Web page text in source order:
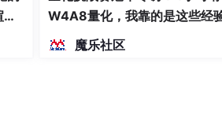
款软件[15]。首先它是开源且免费的，
和Linux上都可以使用。其次
说，更加简单易于上手；可以与很多平
W4A8量化，我靠的是这些经
魔乐社区